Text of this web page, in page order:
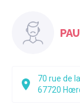
70 rue de
67720